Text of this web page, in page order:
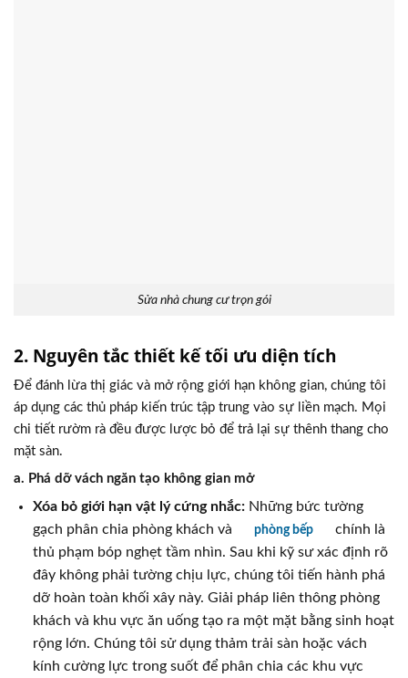
Sửa nhà chung cư trọn gói
2. Nguyên tắc thiết kế tối ưu diện tích
Để đánh lừa thị giác và mở rộng giới hạn không gian, chúng tôi
áp dụng các thủ pháp kiến trúc tập trung vào sự liền mạch. Mọi
chi tiết rườm rà đều được lược bỏ để trả lại sự thênh thang cho
mặt sàn.
a. Phá dỡ vách ngăn tạo không gian mở
Xóa bỏ giới hạn vật lý cứng nhắc:Những bức tường
gạch phân chia phòng khách và
phòng bếp
chính là
thủ phạm bóp nghẹt tầm nhìn. Sau khi kỹ sư xác định rõ
đây không phải tường chịu lực, chúng tôi tiến hành phá
dỡ hoàn toàn khối xây này. Giải pháp liên thông phòng
khách và khu vực ăn uống tạo ra một mặt bằng sinh hoạt
rộng lớn. Chúng tôi sử dụng thảm trải sàn hoặc vách
kính cường lực trong suốt để phân chia các khu vực